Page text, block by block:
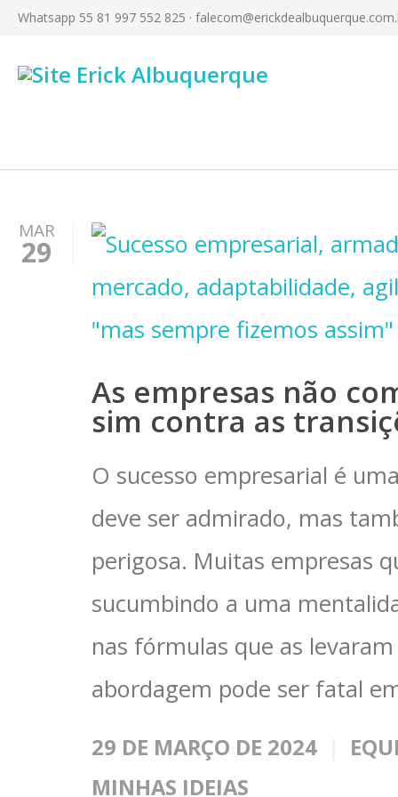
Whatsapp 55 81 997 552 825 ·
MAR
29
As empresas não
sim contra as
O sucesso empresarial é
deve ser admirado, mas
perigosa. Muitas empresas
sucumbindo a uma
nas fórmulas que as
abordagem pode ser fatal
29 DE MARÇO DE 2024
MINHAS IDEIAS